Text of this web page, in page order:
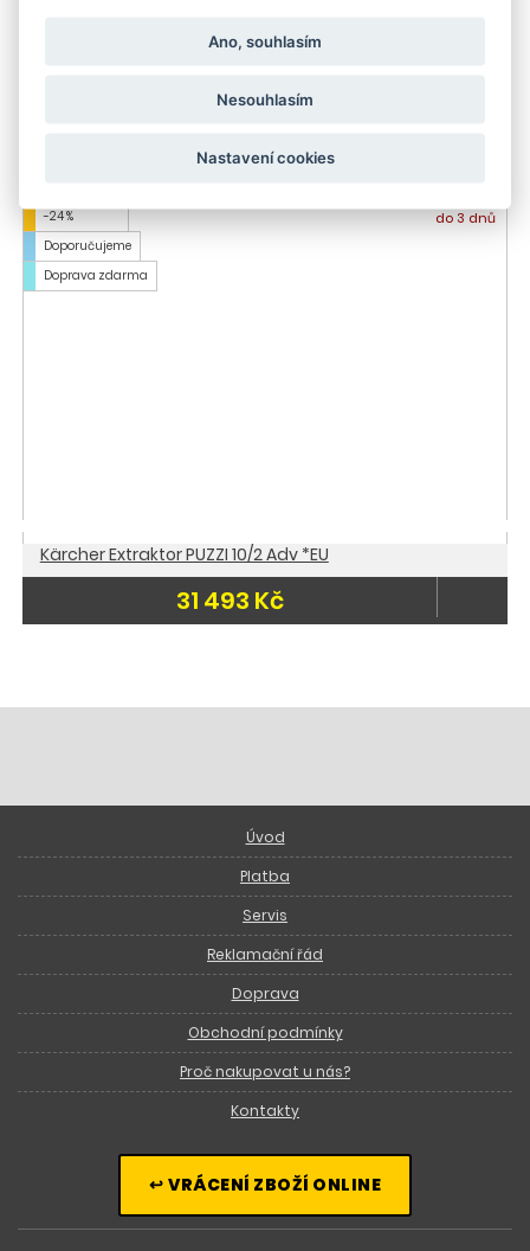
15 355 Kč
-24 %
Doporučujeme
Doprava zdarma
do 3 dnů
Kärcher Extraktor PUZZI 10/2 Adv *EU
31 493 Kč
Úvod
Platba
Servis
Reklamační řád
Doprava
Obchodní podmínky
Proč nakupovat u nás?
Kontakty
↩ VRÁCENÍ ZBOŽÍ ONLINE
Ano, souhlasím
Nesouhlasím
Nastavení cookies